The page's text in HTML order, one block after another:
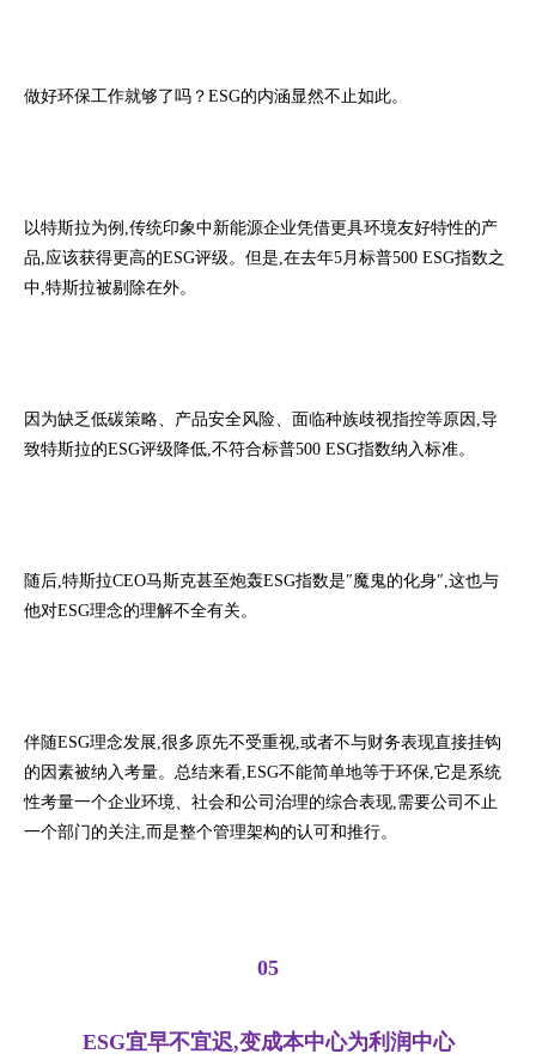
做好环保工作就够了吗？ESG的内涵显然不止如此。
以特斯拉为例,传统印象中新能源企业凭借更具环境友好特性的产
品,应该获得更高的ESG评级。但是,在去年5月标普500 ESG指数之
中,特斯拉被剔除在外。
因为缺乏低碳策略、产品安全风险、面临种族歧视指控等原因,导
致特斯拉的ESG评级降低,不符合标普500 ESG指数纳入标准。
随后,特斯拉CEO马斯克甚至炮轰ESG指数是″魔鬼的化身″,这也与
他对ESG理念的理解不全有关。
伴随ESG理念发展,很多原先不受重视,或者不与财务表现直接挂钩
的因素被纳入考量。总结来看,ESG不能简单地等于环保,它是系统
性考量一个企业环境、社会和公司治理的综合表现,需要公司不止
一个部门的关注,而是整个管理架构的认可和推行。
05
ESG宜早不宜迟,变成本中心为利润中心